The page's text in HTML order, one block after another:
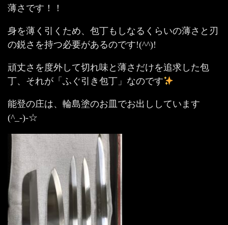
薄さです！！
身を薄く引くため、包丁もしなるくらいの薄さと刃
の鋭さを持つ必要があるのです!(^^)!
頑丈さを度外して切れ味と薄さだけを追求した包
丁、それが「ふぐ引き包丁」なのです
能登の庄は、輪島塗のお皿でお出ししています
(^_-)-☆